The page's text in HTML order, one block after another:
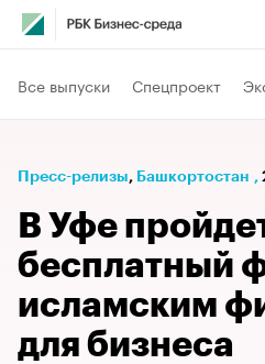
Все выпуски Спецпроект
Пресс-релизы⁠, Башкортостан ,
В Уфе
бесплатный
исламским
для бизнеса